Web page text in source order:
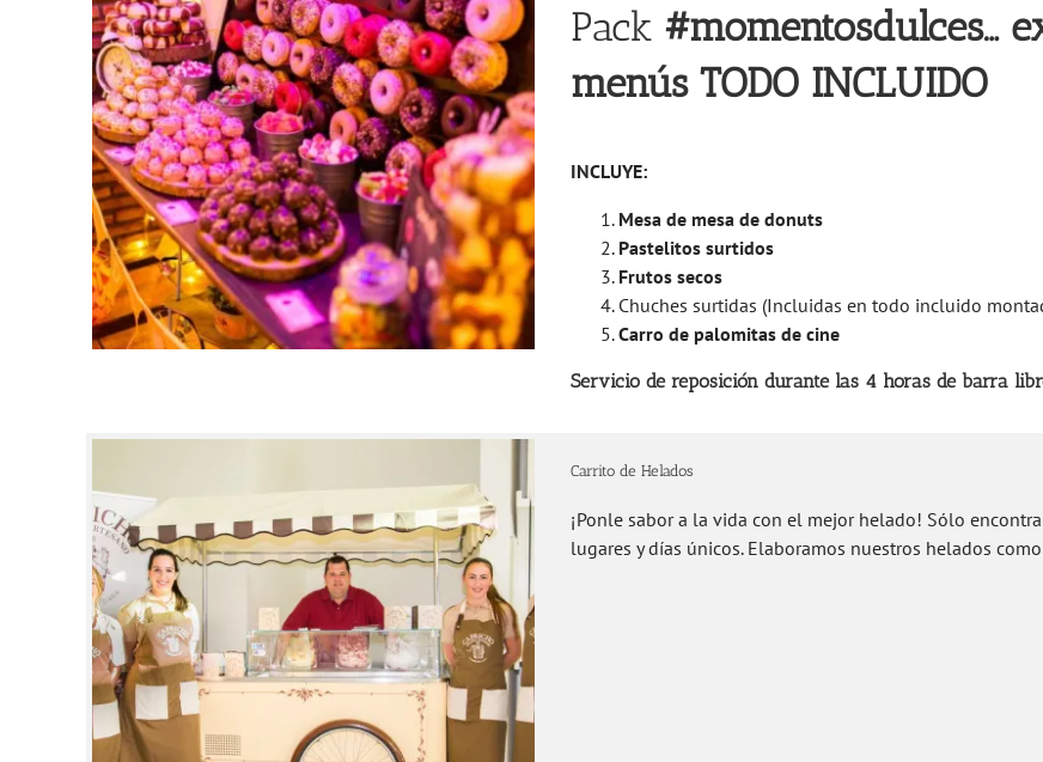
Pack #momentosdulces…
menús TODO INCLUIDO
INCLUYE:
Mesa de mesa de donuts
Pastelitos surtidos
Frutos secos
Chuches surtidas (Incluidas en todo incluido
Carro de palomitas de cine
Servicio de reposición durante las 4 horas de barra
Carrito de Helados
¡Ponle sabor a la vida con el mejor helado! Sólo
lugares y días únicos. Elaboramos nuestros helados